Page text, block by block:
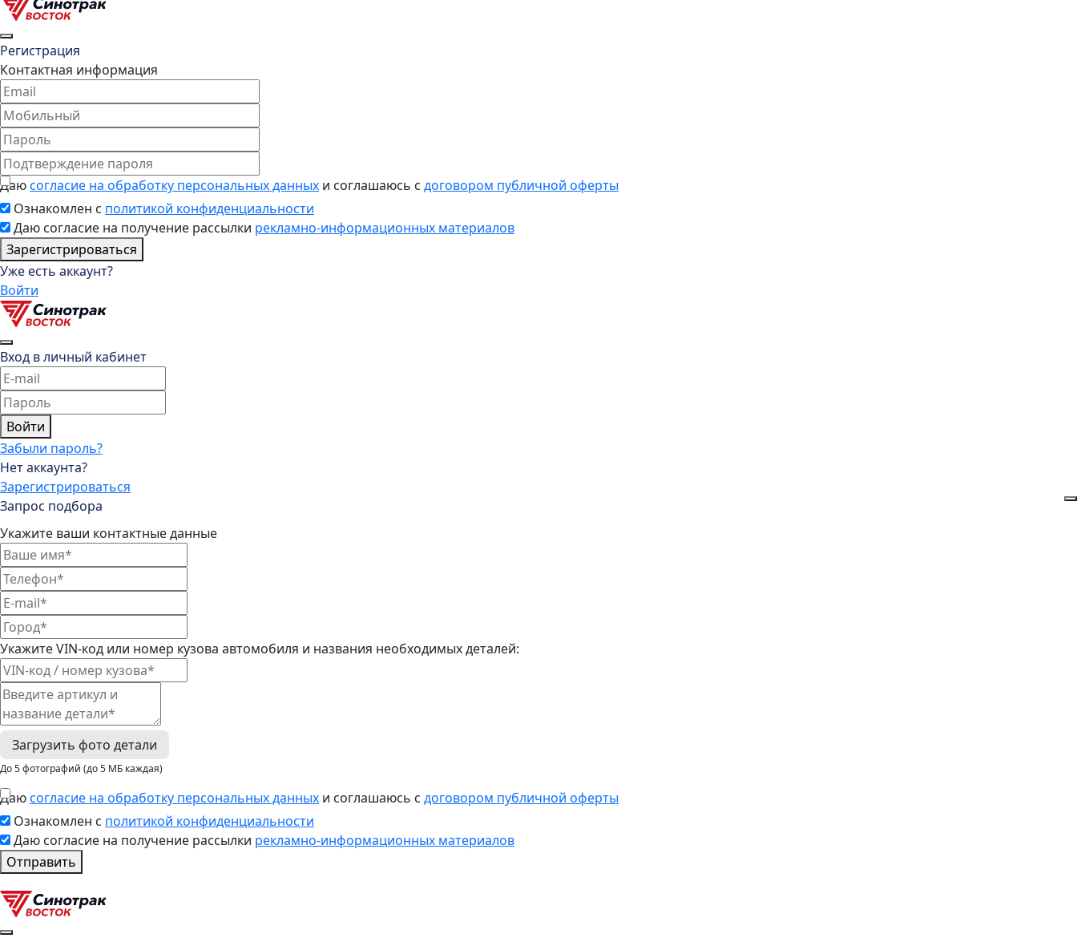
Регистрация
Контактная информация
Даюсогласие на обработку персональных данных и соглашаюсь с договором публичной оферты
Ознакомлен с политикой конфиденциальности
Даю согласие на получение рассылки рекламно-информационных материалов
Зарегистрироваться
Уже есть аккаунт?
Войти
Вход в личный кабинет
Войти
Забыли пароль?
Нет аккаунта?
Зарегистрироваться
Запрос подбора
Укажите ваши контактные данные
Укажите VIN-код или номер кузова автомобиля и названия необходимых деталей:
Загрузить фото детали
До 5 фотографий (до 5 МБ каждая)
Даюсогласие на обработку персональных данных и соглашаюсь с договором публичной оферты
Ознакомлен с политикой конфиденциальности
Даю согласие на получение рассылки рекламно-информационных материалов
Отправить